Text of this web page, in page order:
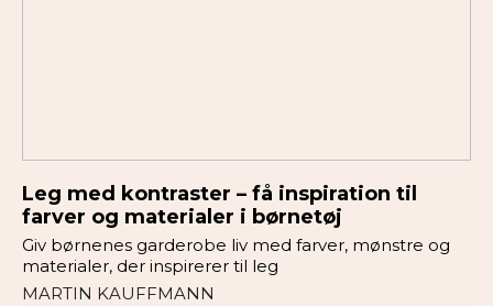
Leg med kontraster – få inspiration til
farver og materialer i børnetøj
Giv børnenes garderobe liv med farver, mønstre og
materialer, der inspirerer til leg
MARTIN KAUFFMANN